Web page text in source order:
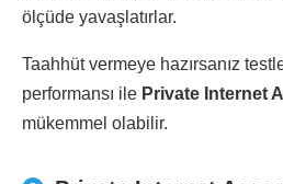
ölçüde yavaşlatırlar.
Taahhüt vermeye hazırsanız
performansı ile Private Internet
mükemmel olabilir.